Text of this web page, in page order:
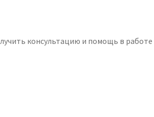
консультацию и помощь в работе